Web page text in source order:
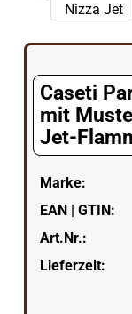
Caseti
mit
Jet-
Marke:
EAN | GTIN:
Art.Nr.:
Lieferzeit: